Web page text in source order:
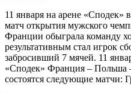
11 января на арене «Сподек»
матч открытия мужского
Франции обыграла команду
результативным стал игрок
забросивший 7 мячей. 11
«Сподек» Франция – Польша
состоятся следующие